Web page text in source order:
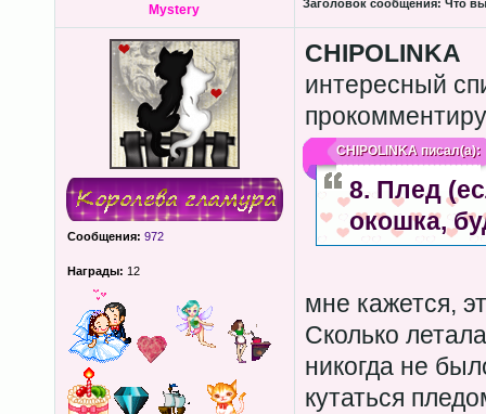
Mystery Заголовок сообщения: Что
Сообщения: 972
Награды: 12
CHIPOLINKA
интересный
CHIPOLINKAписал(а):
8. Плед
окошка,
мне кажется,
Сколько
никогда не
кутаться